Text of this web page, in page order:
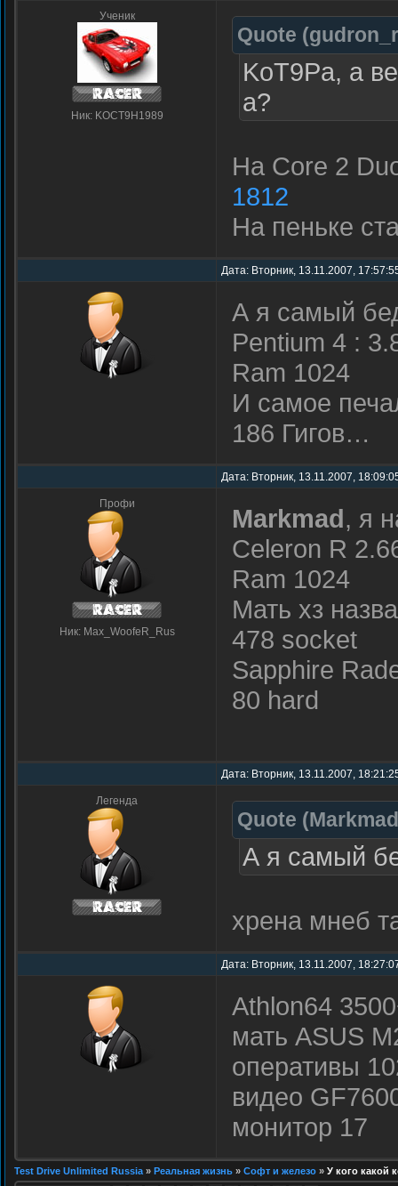
Ученик
Ник: KOCT9H1989
Quote (
KoT9Pa, а
а?
На Core 2
1812
На пеньке
Дата: Вторник, 13.11.2007,
А я самый
Pentium 4 :
Ram 1024
И самое
186 Гигов…
Дата: Вторник, 13.11.2007,
Профи
Ник: Max_WoofeR_Rus
Markmad, я
Celeron R
Ram 1024
Мать хз
478 socket
Sapphire
80 hard
Дата: Вторник, 13.11.2007,
Легенда
Quote (Markmad
А я самый
хрена мнеб
Дата: Вторник, 13.11.2007,
Athlon64
мать ASUS
оперативы
видео
монитор 17
Test Drive Unlimited Russia » Реальная жизнь » Софт и железо » У кого какой